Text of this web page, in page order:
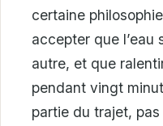
certaine
accepter que l’eau
autre, et que
pendant vingt
partie du trajet,